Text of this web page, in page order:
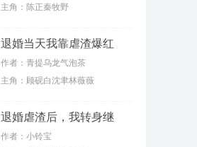
主角：陈正秦牧野
退婚当天我靠虐渣爆红
了
作者：青提乌龙气泡茶
主角：顾砚白沈聿林薇薇
退婚虐渣后，我转身继
承千亿家产
作者：小铃宝